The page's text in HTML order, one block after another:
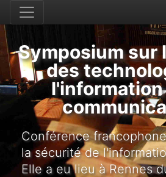
Symposium sur
des
Conférence
la sécurité de
Elle a eu lieu à Rennes